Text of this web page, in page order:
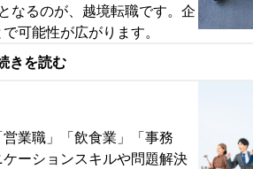
なるのが、越境転職です。企
可能性が広がります。
きを読む
業職」「飲食業」「事務
ーションスキルや問題解決